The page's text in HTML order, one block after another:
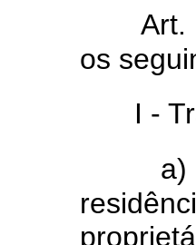
Art.
os
I -
a)